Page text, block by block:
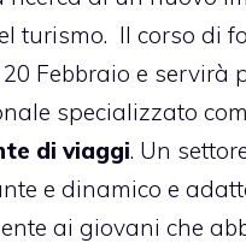
turismo. Il corso di
Febbraio e servirà
specializzato
di viaggi. Un
e dinamico e
ai giovani che